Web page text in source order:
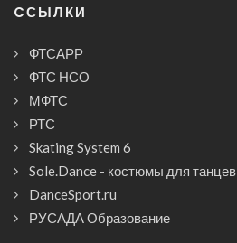
CСЫЛКИ
ФТСАРР
ФТС НСО
МФТС
РТС
Skating System 6
Sole.Dance - костюмы для танцев
DanceSport.ru
РУСАДА Образование